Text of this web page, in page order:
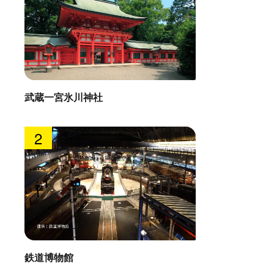
武蔵一宮氷川神社
鉄道博物館
2